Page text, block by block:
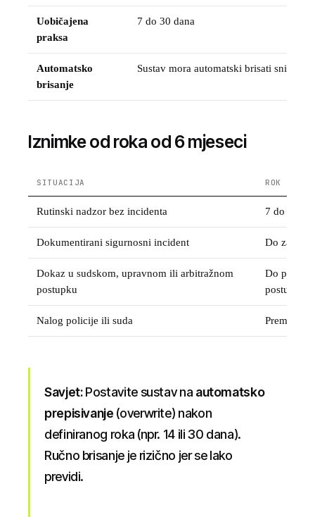
Uobičajena
praksa
7 do 30 dana
Automatsko
brisanje
Sustav mora automatski brisati snimke
Iznimke od roka od 6 mjeseci
SITUACIJA ROK
Rutinski nadzor bez incidenta 7 do 30
Dokumentirani sigurnosni incident Do
Dokaz u sudskom, upravnom ili arbitražnom
postupku
Do
postupka
Nalog policije ili suda Prema
Savjet:Postavite sustav na automatsko
prepisivanje (overwrite) nakon
definiranog roka (npr. 14 ili 30 dana).
Ručno brisanje je rizično jer se lako
previdi.